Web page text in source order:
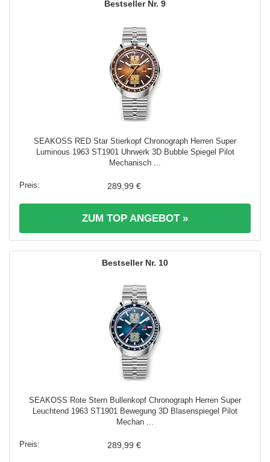
9
SEAKOSS RED Star Stierkopf Chronograph Herren Super
Luminous 1963 ST1901 Uhrwerk 3D Bubble Spiegel Pilot
Mechanisch ...
289,99 €
ZUM TOP ANGEBOT »
10
SEAKOSS Rote Stern Bullenkopf Chronograph Herren Super
Leuchtend 1963 ST1901 Bewegung 3D Blasenspiegel Pilot
Mechan ...
289,99 €